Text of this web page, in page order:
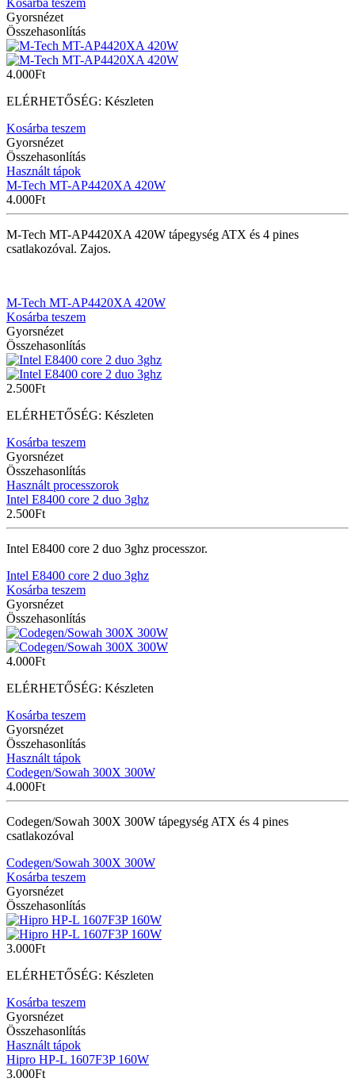
Gyorsnézet
Összehasonlítás
4.000Ft
ELÉRHETŐSÉG: Készleten
Kosárba teszem
Gyorsnézet
Összehasonlítás
Használt tápok
M-Tech MT-AP4420XA 420W
4.000Ft
M-Tech MT-AP4420XA 420W tápegység ATX és 4 pines
csatlakozóval. Zajos.
M-Tech MT-AP4420XA 420W
Kosárba teszem
Gyorsnézet
Összehasonlítás
2.500Ft
ELÉRHETŐSÉG: Készleten
Kosárba teszem
Gyorsnézet
Összehasonlítás
Használt processzorok
Intel E8400 core 2 duo 3ghz
2.500Ft
Intel E8400 core 2 duo 3ghz processzor.
Intel E8400 core 2 duo 3ghz
Kosárba teszem
Gyorsnézet
Összehasonlítás
4.000Ft
ELÉRHETŐSÉG: Készleten
Kosárba teszem
Gyorsnézet
Összehasonlítás
Használt tápok
Codegen/Sowah 300X 300W
4.000Ft
Codegen/Sowah 300X 300W tápegység ATX és 4 pines
csatlakozóval
Codegen/Sowah 300X 300W
Kosárba teszem
Gyorsnézet
Összehasonlítás
3.000Ft
ELÉRHETŐSÉG: Készleten
Kosárba teszem
Gyorsnézet
Összehasonlítás
Használt tápok
Hipro HP-L 1607F3P 160W
3.000Ft